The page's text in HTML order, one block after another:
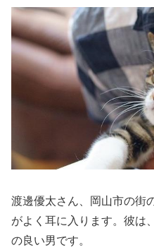
渡邊優太さん、岡山市の街
がよく耳に入ります。彼は
の良い男です。